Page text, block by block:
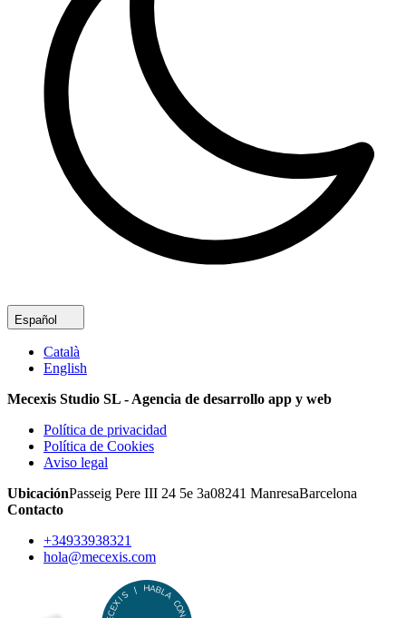
Español
Català
English
Mecexis Studio SL - Agencia de desarrollo app y web
Política de privacidad
Política de Cookies
Aviso legal
UbicaciónPasseig Pere III 24 5e 3a08241 ManresaBarcelona
Contacto
+34933938321
hola@mecexis.com